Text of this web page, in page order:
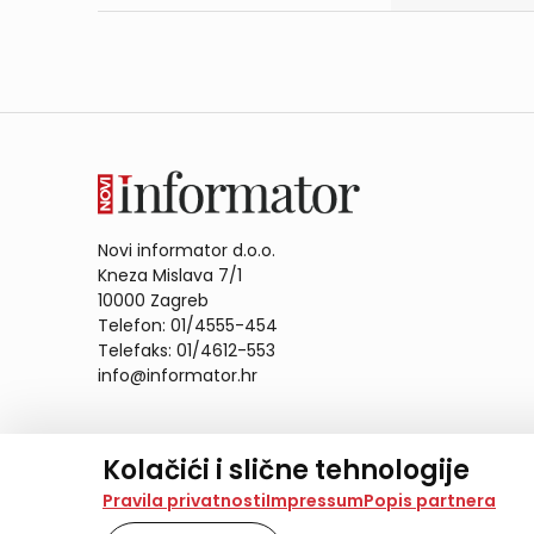
Kolačići i slične tehnologije
Na našoj web stranici koristimo kolačiće i slične
analiziramo promet na stranici te prikazujemo
Pravila privatnostiImpressumPopis partnera
Novi informator d.o.o.
Kneza Mislava 7/1
10000 Zagreb
Telefon: 01/4555-454
Telefaks: 01/4612-553
info@informator.hr